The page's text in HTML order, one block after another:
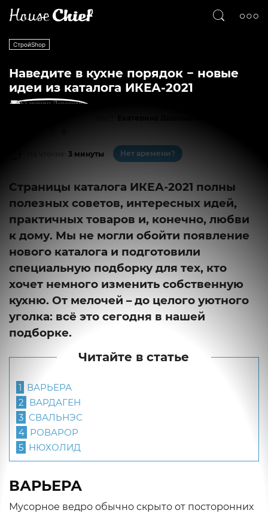
СтройShop
Наведите в кухне порядок − новые
идеи из каталога ИКЕА-2021
3 минуты Нет времени?
Страницы каталога ИКЕА-2021 полны
полезных советов, интересных идей,
практичных товаров и, конечно, любви
к дому. Мы не могли обойти появление
нового каталога и подготовили
специальную подборку для тех, кто
хочет немного изменить собственную
кухню. От мелочей – до целого уютного
уголка: всё это сегодня в нашей
подборке.
Читайте в статье
1 ВАРЬЕРА
2 ВАРДАГЕН
3 СВАЛЬНЭС
4 РОВАРОР
5 НЮХОЛИД
ВАРЬЕРА
Мусорное ведро обычно скрыто от посторонних